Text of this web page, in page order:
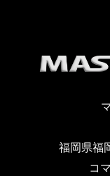
福岡県福
コ